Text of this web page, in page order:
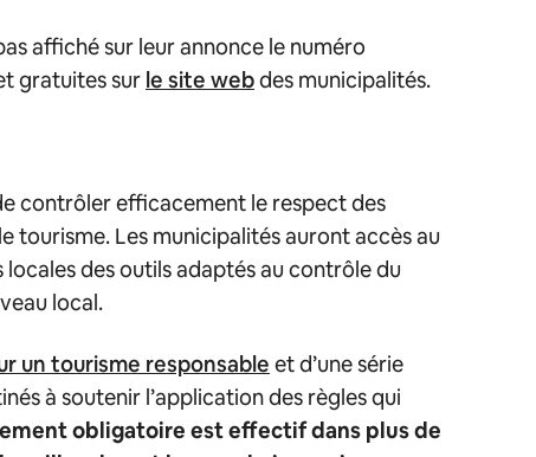
affiché sur leur annonce le numéro
gratuites sur le site webdes municipalités.
contrôler efficacement le respect des
Les municipalités auront accès au
des outils adaptés au contrôle du
local.
un tourisme responsable et d’une série
à soutenir l’application des règles qui
obligatoire est effectifdans plus de